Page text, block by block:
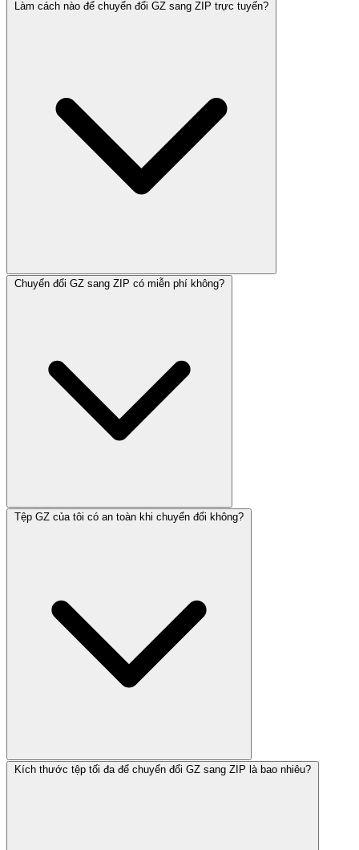
Làm cách nào để chuyển đổi GZ sang ZIP trực tuyến?
Chuyển đổi GZ sang ZIP có miễn phí không?
Tệp GZ của tôi có an toàn khi chuyển đổi không?
Kích thước tệp tối đa để chuyển đổi GZ sang ZIP là bao nhiêu?